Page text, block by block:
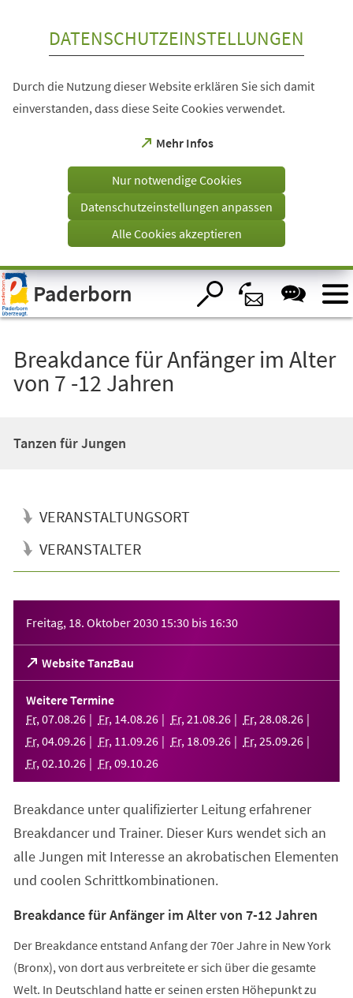
Visuelle
Assistenzsoftware
öffnen.
DATENSCHUTZEINSTELLUNGEN
Durch die Nutzung dieser Website erklären Sie sich damit
einverstanden, dass diese Seite Cookies verwendet.
Mehr Infos
(Öffnet
einem
Tab)
Nur notwendige Cookies
Datenschutzeinstellungen anpassen
Alle Cookies akzeptieren
Paderborn
Breakdance für Anfänger im Alter
von 7 -12 Jahren
Tanzen für Jungen
VERANSTALTUNGSORT
VERANSTALTER
Freitag, 18. Oktober 2030 15:30 bis 16:30
Website TanzBau
(Öffnet
in
einem
neuen
Tab)
Weitere Termine
Fr, 07.08.26 Fr, 14.08.26 Fr, 21 .08.26 Fr, 28.08.26
Fr, 04.09.26 Fr, 11 .09.26 Fr, 18.09.26 Fr, 25.09.26
Fr, 02.10.26 Fr, 09.10.26
Breakdance unter qualifizierter Leitung erfahrener
Breakdancer und Trainer. Dieser Kurs wendet sich an
alle Jungen mit Interesse an akrobatischen Elementen
und coolen Schrittkombinationen.
Breakdance für Anfänger im Alter von 7-12 Jahren
Der Breakdance entstand Anfang der 70er Jahre in New York
(Bronx), von dort aus verbreitete er sich über die gesamte
Welt. In Deutschland hatte er seinen ersten Höhepunkt zu